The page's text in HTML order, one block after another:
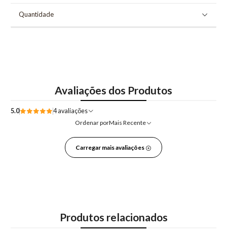
Quantidade
Avaliações dos Produtos
5.0
4 avaliações
Ordenar porMais Recente
Carregar mais avaliações
Produtos relacionados